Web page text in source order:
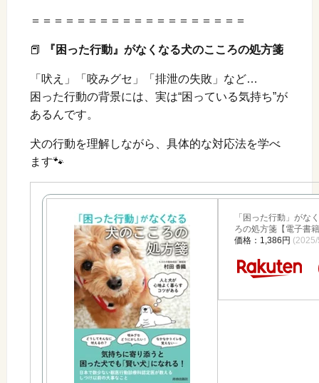
＝＝＝＝＝＝＝＝＝＝＝＝＝＝＝＝＝＝＝
📕 『困った行動』がなくなる犬のこころの処方箋
「吠え」「咬みグセ」「排泄の失敗」など…
困った行動の背景には、実は“困っている気持ち”が
あるんです。
犬の行動を理解しながら、具体的な対応法を学べ
ます🐾
「困った行動」がな
ろの処方箋【電子書
価格：1,386円